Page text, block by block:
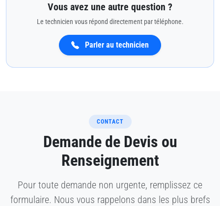
Vous avez une autre question ?
Le technicien vous répond directement par téléphone.
Parler au technicien
CONTACT
Demande de Devis ou
Renseignement
Pour toute demande non urgente, remplissez ce
formulaire. Nous vous rappelons dans les plus brefs